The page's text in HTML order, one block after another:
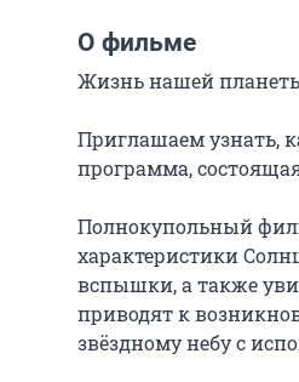
О фильме
Жизнь нашей планеты
Приглашаем узнать,
программа,
Полнокупольный
характеристики
вспышки, а также
приводят к
звёздному небу с